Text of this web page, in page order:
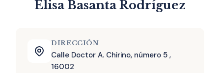
Elisa Basanta Rodríguez
DIRECCIÓN
Calle Doctor A. Chirino, número 5 ,
16002